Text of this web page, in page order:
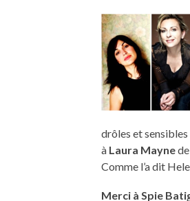
drôles et
à Laura Mayne
Comme l’a dit
Merci à Spie